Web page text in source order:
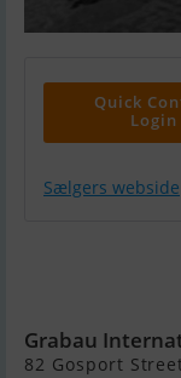
Quick
Login
Sælgers webside
Grabau
82 Gosport